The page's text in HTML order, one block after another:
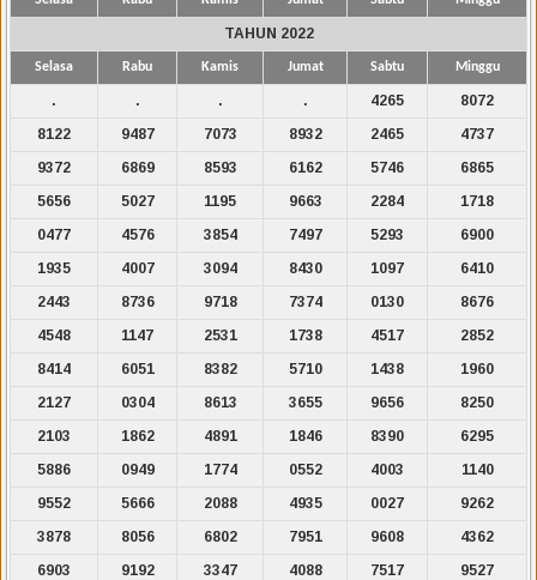
TAHUN 2022
Selasa Rabu Kamis Jumat Sabtu Minggu
. . . . 4265
8072
8122
9487 7073 8932 2465
4737
9372
6869 8593 6162 5746
6865
5656
5027 1195 9663 2284
1718
0477
4576 3854 7497 5293
6900
1935
4007 3094 8430 1097
6410
2443
8736 9718 7374 0130
8676
4548
1147 2531 1738 4517
2852
8414
6051 8382 5710 1438
1960
2127
0304 8613 3655 9656
8250
2103
1862 4891 1846 8390
6295
5886
0949 1774 0552 4003
1140
9552
5666 2088 4935 0027
9262
3878
8056 6802 7951 9608
4362
6903
9192 3347 4088 7517
9527